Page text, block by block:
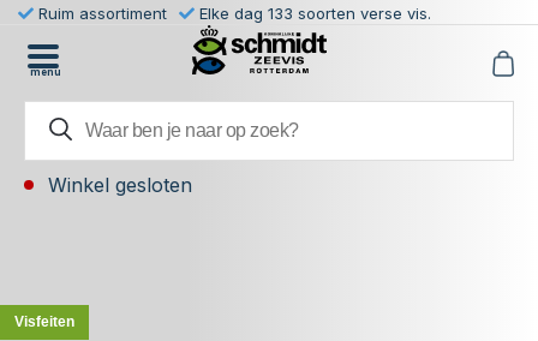
Ruim assortiment Elke dag 133 soorten verse vis.
menu
Winkel gesloten
Visfeiten